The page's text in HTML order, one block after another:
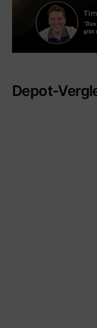
Depot-